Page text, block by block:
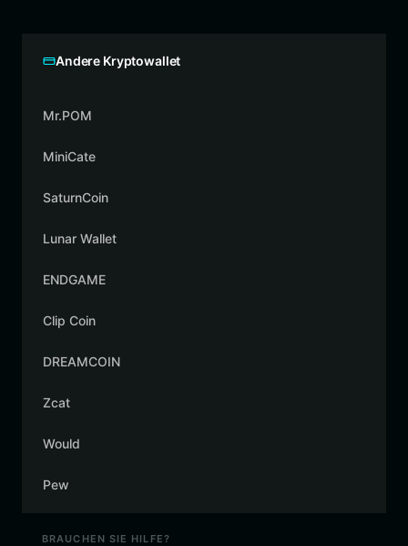
Andere Kryptowallet
Mr.POM
MiniCate
SaturnCoin
Lunar Wallet
ENDGAME
Clip Coin
DREAMCOIN
Zcat
Would
Pew
BRAUCHEN SIE HILFE?